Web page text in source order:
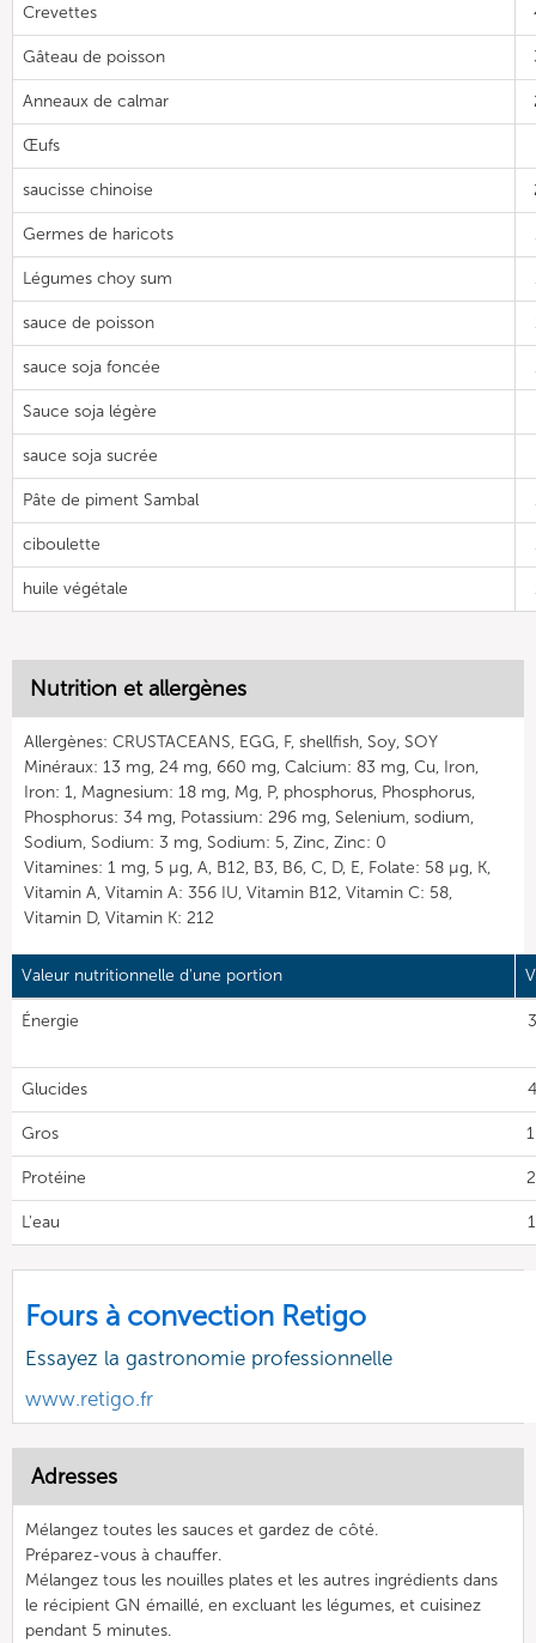
Crevettes
Gâteau de poisson
Anneaux de calmar
Œufs
saucisse chinoise
Germes de haricots
Légumes choy sum
sauce de poisson
sauce soja foncée
Sauce soja légère
sauce soja sucrée
Pâte de piment Sambal
ciboulette
huile végétale
Nutrition et allergènes
Allergènes: CRUSTACEANS, EGG, F, shellfish, Soy, SOY
Minéraux: 13 mg, 24 mg, 660 mg, Calcium: 83 mg, Cu, Iron,
Iron: 1, Magnesium: 18 mg, Mg, P, phosphorus, Phosphorus,
Phosphorus: 34 mg, Potassium: 296 mg, Selenium, sodium,
Sodium, Sodium: 3 mg, Sodium: 5, Zinc, Zinc: 0
Vitamines: 1 mg, 5 µg, A, B12, B3, B6, C, D, E, Folate: 58 µg, K,
Vitamin A, Vitamin A: 356 IU, Vitamin B12, Vitamin C: 58,
Vitamin D, Vitamin K: 212
Valeur nutritionnelle d'une portion
Énergie
Glucides
Gros
Protéine
L'eau
Fours à convection Retigo
Essayez la gastronomie professionnelle
www.retigo.fr
Adresses
Mélangez toutes les sauces et gardez de côté.
Préparez-vous à chauffer.
Mélangez tous les nouilles plates et les autres ingrédients dans
le récipient GN émaillé, en excluant les légumes, et cuisinez
pendant 5 minutes.